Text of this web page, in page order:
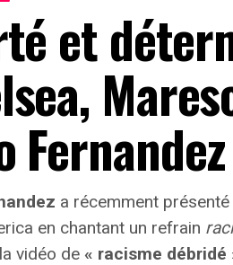
et
a récemment
en chantant un refrain
vidéo de « racisme débridé